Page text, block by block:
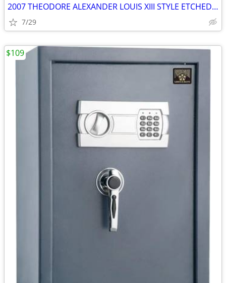
2007 THEODORE ALEXANDER LOUIS XIII STYLE ETCHED BRASS COFFEE TABLE
7/29
$109